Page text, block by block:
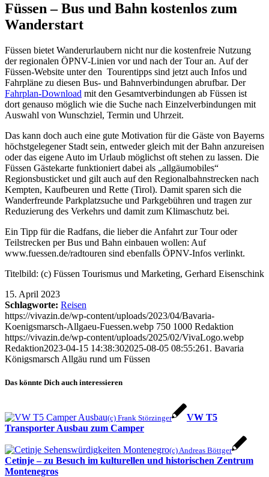
Füssen – Bus und Bahn kostenlos zum
Wanderstart
Füssen bietet Wanderurlaubern nicht nur die kostenfreie Nutzung
der regionalen ÖPNV-Linien vor und nach der Tour an. Auf der
Füssen-Website unter den Tourentipps sind jetzt auch Infos und
Fahrpläne zu diesen Bus- und Bahnverbindungen abrufbar. Der
Fahrplan-Download mit den Gesamtverbindungen ab Füssen ist
dort genauso möglich wie die Suche nach Einzelverbindungen mit
Auswahl von Wunschziel, Termin und Uhrzeit.
Das kann doch auch eine gute Motivation für die Gäste von Bayerns
höchstgelegener Stadt sein, entweder gleich mit der Bahn anzureisen
oder das eigene Auto im Urlaub möglichst oft stehen zu lassen. Die
Füssen Gästekarte funktioniert dabei als „allgäumobiles“
Regionsbusticket und gilt auch auf den Regionalbahnstrecken nach
Kempten, Kaufbeuren und Rette (Tirol). Damit sparen sich die
Wanderfreunde Parkplatzsuche und Parkgebühren und tragen zur
Reduzierung des Verkehrs und damit zum Klimaschutz bei.
Ein Tipp für die Radfans, die lieber die Anfahrt zur Tour oder
Teilstrecken per Bus und Bahn einbauen wollen: Auf
www.fuessen.de/radtouren sind ebenfalls ÖPNV-Infos verlinkt.
Titelbild: (c) Füssen Tourismus und Marketing, Gerhard Eisenschink
15. April 2023
Schlagworte: Reisen
https://vivazin.de/wp-content/uploads/2023/04/Bavaria-
Koenigsmarsch-Allgaeu-Fuessen.webp 750 1000 Redaktion
https://vivazin.de/wp-content/uploads/2025/02/VivaLogo.webp
Redaktion2023-04-15 14:38:302025-08-05 08:55:261. Bavaria
Königsmarsch Allgäu rund um Füssen
Das könnte Dich auch interessieren
(c) Frank Störzinger
VW T5
Transporter Ausbau zum Camper
(c) Andreas Böttger
Cetinje – zu Besuch im kulturellen und historischen Zentrum
Montenegros